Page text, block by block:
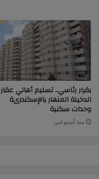
بقرار رئاسي.. تسليم أهالي عقار
الدخيلة المنهار بالإسكندرىة
وحدات سكنية
منذ أسبوعين